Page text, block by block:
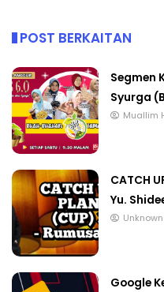
POST BERKAITAN
Segmen
Syurga
Muallim
CATCH
Yu.
Unknown
Google